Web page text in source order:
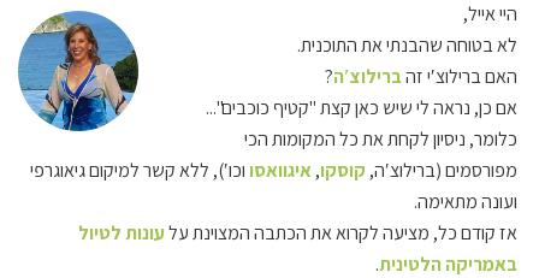
היי אייל,
לא בטוחה שהבנתי את התוכנית.
האם ברילוצ′י זהברילוצ′ה?
אם כן, נראה לי שיש כאן קצת "קטיף כוכבים"...
כלומר, ניסיון לקחת את כל המקומות הכי
מפורסמים (ברילוצ′ה, קוסקו, איגוואסו וכו′), ללא קשר למיקום גיאוגרפי
ועונה מתאימה.
אז קודם כל, מציעה לקרוא את הכתבה המצוינת עלעונות לטיול
באמריקה הלטינית.